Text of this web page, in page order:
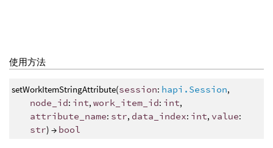
使用方法
setWorkItemStringAttribute(session: hapi.Session,
node_id: int, work_item_id: int,
attribute_name: str, data_index: int, value:
str) → bool